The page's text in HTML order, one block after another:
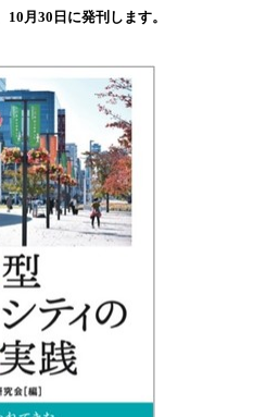
月30日に発刊します。